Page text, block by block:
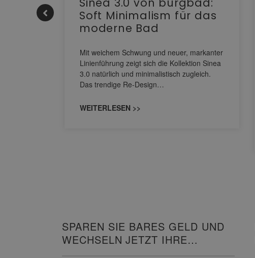
Soft Minimalism für das
moderne Bad
Mit weichem Schwung und neuer, markanter
Linienführung zeigt sich die Kollektion Sinea
3.0 natürlich und minimalistisch zugleich.
Das trendige Re-Design…
WEITERLESEN >>
SPAREN SIE BARES GELD UND
WECHSELN JETZT IHRE